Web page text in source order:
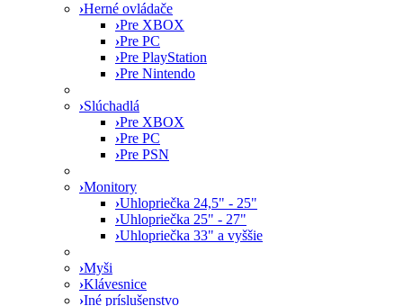
›Herné ovládače
›Pre XBOX
›Pre PC
›Pre PlayStation
›Pre Nintendo
›Slúchadlá
›Pre XBOX
›Pre PC
›Pre PSN
›Monitory
›Uhlopriečka 24,5" - 25"
›Uhlopriečka 25" - 27"
›Uhlopriečka 33" a vyššie
›Myši
›Klávesnice
›Iné príslušenstvo